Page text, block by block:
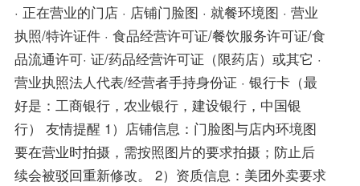
· 正在营业的门店 · 店铺门脸图 · 就餐环境图 · 营业
执照/特许证件 · 食品经营许可证/餐饮服务许可证/食
品流通许可· 证/药品经营许可证（限药店）或其它 ·
营业执照法人代表/经营者手持身份证 · 银行卡（最
好是：工商银行，农业银行，建设银行，中国银
行） 友情提醒 1）店铺信息：门脸图与店内环境图
要在营业时拍摄，需按照图片的要求拍摄；防止后
续会被驳回重新修改。 2）资质信息：美团外卖要求